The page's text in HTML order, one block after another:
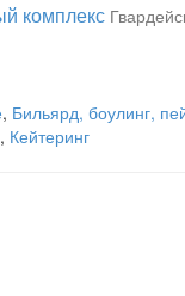
комплекс
, Бильярд, боулинг,
, Кейтеринг